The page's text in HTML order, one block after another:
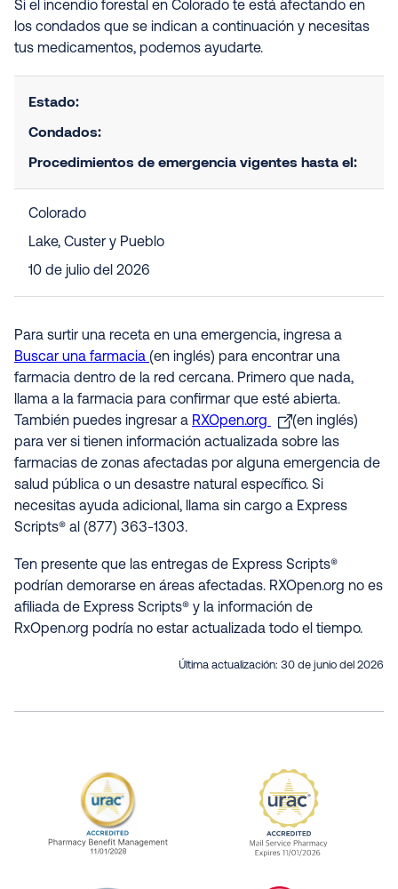
Si el incendio forestal en Colorado te está afectando en
los condados que se indican a continuación y necesitas
tus medicamentos, podemos ayudarte.
Estado:
Condados:
Procedimientos de emergencia vigentes hasta el:
Colorado
Lake, Custer y Pueblo
10 de julio del 2026
Para surtir una receta en una emergencia, ingresa a
Buscar una farmacia (en inglés) para encontrar una
farmacia dentro de la red cercana. Primero que nada,
llama a la farmacia para confirmar que esté abierta.
También puedes ingresar a RXOpen.org
(en inglés)
para ver si tienen información actualizada sobre las
farmacias de zonas afectadas por alguna emergencia de
salud pública o un desastre natural específico. Si
necesitas ayuda adicional, llama sin cargo a Express
Scripts® al (877) 363-1303.
Ten presente que las entregas de Express Scripts®
podrían demorarse en áreas afectadas. RXOpen.org no es
afiliada de Express Scripts® y la información de
RxOpen.org podría no estar actualizada todo el tiempo.
Última actualización: 30 de junio del 2026